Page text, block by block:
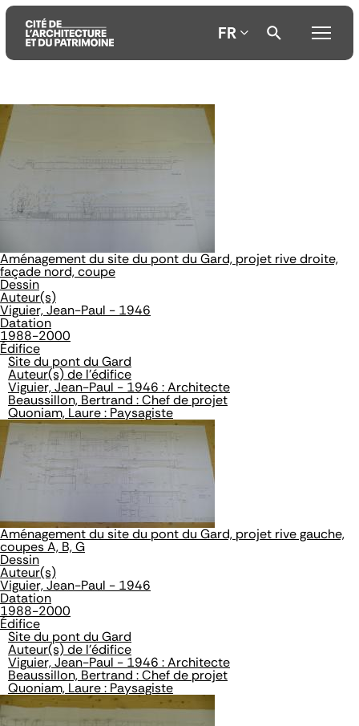
Aller
au
contenu
principal
Aller
au
menu
principal
Aller
à
la
recherche
FR
Aménagement du site du pont du Gard, projet rive droite,
façade nord, coupe
Dessin
Auteur(s)
Viguier, Jean-Paul - 1946
Datation
1988-2000
Édifice
Site du pont du Gard
Auteur(s) de l'édifice
Viguier, Jean-Paul - 1946 : Architecte
Beaussillon, Bertrand : Chef de projet
Quoniam, Laure : Paysagiste
Aménagement du site du pont du Gard, projet rive gauche,
coupes A, B, G
Dessin
Auteur(s)
Viguier, Jean-Paul - 1946
Datation
1988-2000
Édifice
Site du pont du Gard
Auteur(s) de l'édifice
Viguier, Jean-Paul - 1946 : Architecte
Beaussillon, Bertrand : Chef de projet
Quoniam, Laure : Paysagiste